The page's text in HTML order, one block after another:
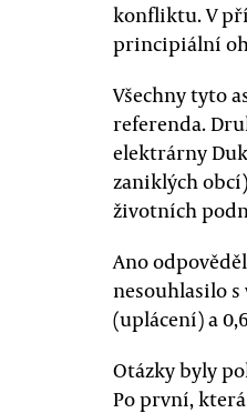
konfliktu. V
principiální
Všechny tyto
referenda.
elektrárny
zaniklých
životních
Ano
nesouhlasilo
(uplácení) a
Otázky byly
Po první,